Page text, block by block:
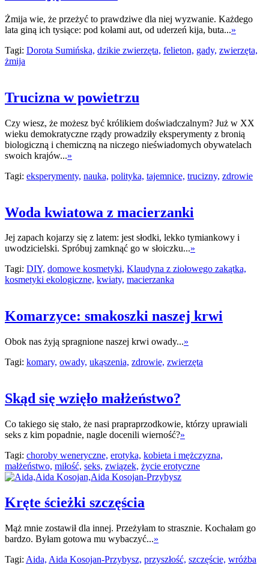
Żmija wie, że przeżyć to prawdziwe dla niej wyzwanie. Każdego
lata giną ich tysiące: pod kołami aut, od uderzeń kija, buta...»
Tagi: Dorota Sumińska, dzikie zwierzęta, felieton, gady, zwierzęta,
żmija
Trucizna w powietrzu
Czy wiesz, że możesz być królikiem doświadczalnym? Już w XX
wieku demokratyczne rządy prowadziły eksperymenty z bronią
biologiczną i chemiczną na niczego nieświadomych obywatelach
swoich krajów...»
Tagi: eksperymenty, nauka, polityka, tajemnice, trucizny, zdrowie
Woda kwiatowa z macierzanki
Jej zapach kojarzy się z latem: jest słodki, lekko tymiankowy i
uwodzicielski. Spróbuj zamknąć go w słoiczku...»
Tagi: DIY, domowe kosmetyki, Klaudyna z ziołowego zakątka,
kosmetyki ekologiczne, kwiaty, macierzanka
Komarzyce: smakoszki naszej krwi
Obok nas żyją spragnione naszej krwi owady...»
Tagi: komary, owady, ukąszenia, zdrowie, zwierzęta
Skąd się wzięło małżeństwo?
Co takiego się stało, że nasi prapraprzodkowie, którzy uprawiali
seks z kim popadnie, nagle docenili wierność?»
Tagi: choroby weneryczne, erotyka, kobieta i mężczyzna,
małżeństwo, miłość, seks, związek, życie erotyczne
Kręte ścieżki szczęścia
Mąż mnie zostawił dla innej. Przeżyłam to strasznie. Kochałam go
bardzo. Byłam gotowa mu wybaczyć...»
Tagi: Aida, Aida Kosojan-Przybysz, przyszłość, szczęście, wróżba